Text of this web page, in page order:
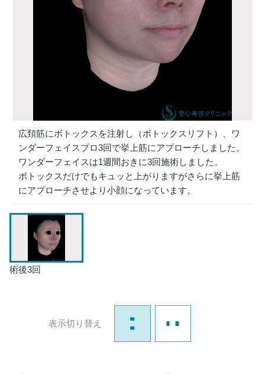
広頚筋にボトックスを注射し（ボトックスリフト）、ワ
ンダーフェイスプロ3回で挙上筋にアプローチしました。
ワンダーフェイスは1週間おきに3回施術しました。
ボトックスだけでもキュッと上がりますがさらに挙上筋
にアプローチさせより小顔になっています。
術後3回
表示切り替え